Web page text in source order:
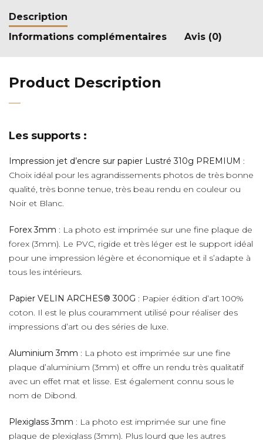
Description
Informations complémentaires
Avis (0)
Product Description
Les supports :
Impression jet d’encre sur papier Lustré 310g PREMIUM :
Choix idéal pour les agrandissements photos de très bonne
qualité, très bonne tenue, très beau rendu en couleur ou
Noir et Blanc.
Forex 3mm : La photo est imprimée sur une fine plaque de
forex (3mm). Le PVC, rigide et très léger est le support idéal
pour une impression légère et économique et il s’adapte à
tous les intérieurs.
Papier VELIN ARCHES® 300G : Papier édition d’art 100%
coton. Il est le plus couramment utilisé pour réaliser des
impressions d’art ou des séries de luxe.
Aluminium 3mm : La photo est imprimée sur une fine
plaque d’aluminium (3mm) et offre un rendu très qualitatif
avec un effet mat et lisse. Est également connu sous le
nom de Dibond.
Plexiglass 3mm : La photo est imprimée sur une fine
plaque de plexiglass (3mm). Plus lourd que les autres